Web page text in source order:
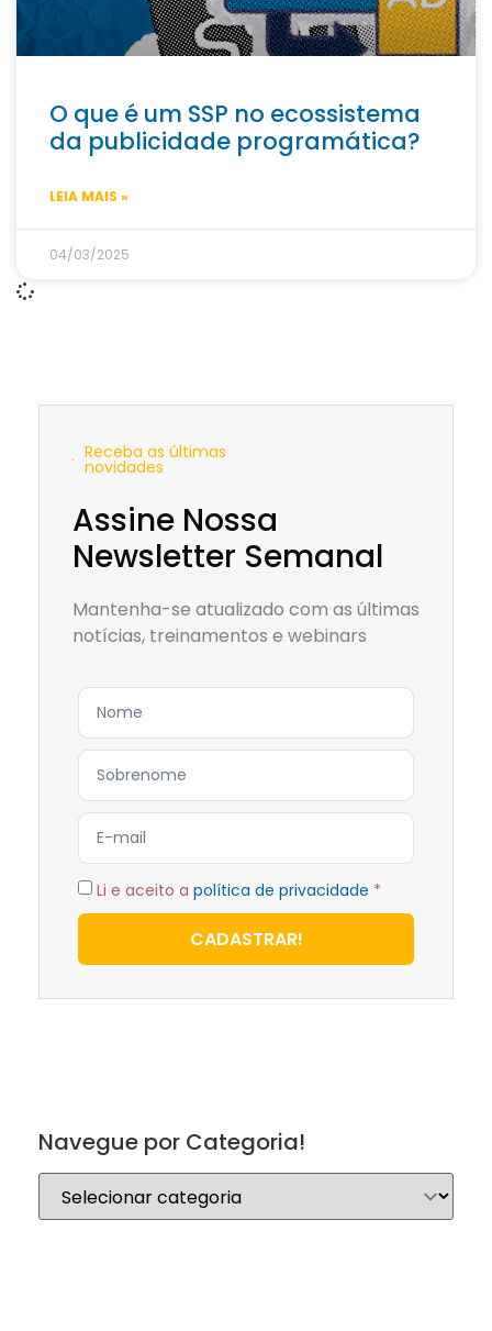
O que é um SSP no ecossistema
da publicidade programática?
LEIA MAIS »
04/03/2025
Receba as últimas
novidades
Assine Nossa
Newsletter Semanal
Mantenha-se atualizado com as últimas
notícias, treinamentos e webinars
Li e aceito a política de privacidade *
CADASTRAR!
Navegue por Categoria!